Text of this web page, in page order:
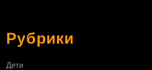
Рубрики
Дети